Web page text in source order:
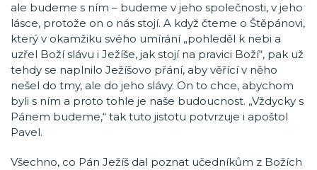
ale budeme s ním – budeme v jeho společnosti, v jeho
lásce, protože on o nás stojí. A když čteme o Štěpánovi,
který v okamžiku svého umírání „pohleděl k nebi a
uzřel Boží slávu i Ježíše, jak stojí na pravici Boží“, pak už
tehdy se naplnilo Ježíšovo přání, aby věřící v něho
nešel do tmy, ale do jeho slávy. On to chce, abychom
byli s ním a proto tohle je naše budoucnost. „Vždycky s
Pánem budeme,“ tak tuto jistotu potvrzuje i apoštol
Pavel.
Všechno, co Pán Ježíš dal poznat učedníkům z Božích